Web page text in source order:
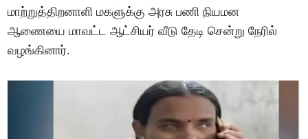
மாற்றுத்திறனாளி மகளுக்கு அரசு பணி நியமன
ஆணையை மாவட்ட ஆட்சியர் வீடு தேடி சென்று நேரில்
வழங்கினார்.